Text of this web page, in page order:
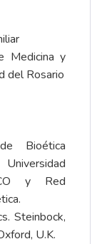
Medicina y
del Rosario
Bioética
y Red
Steinbock,
U.K.